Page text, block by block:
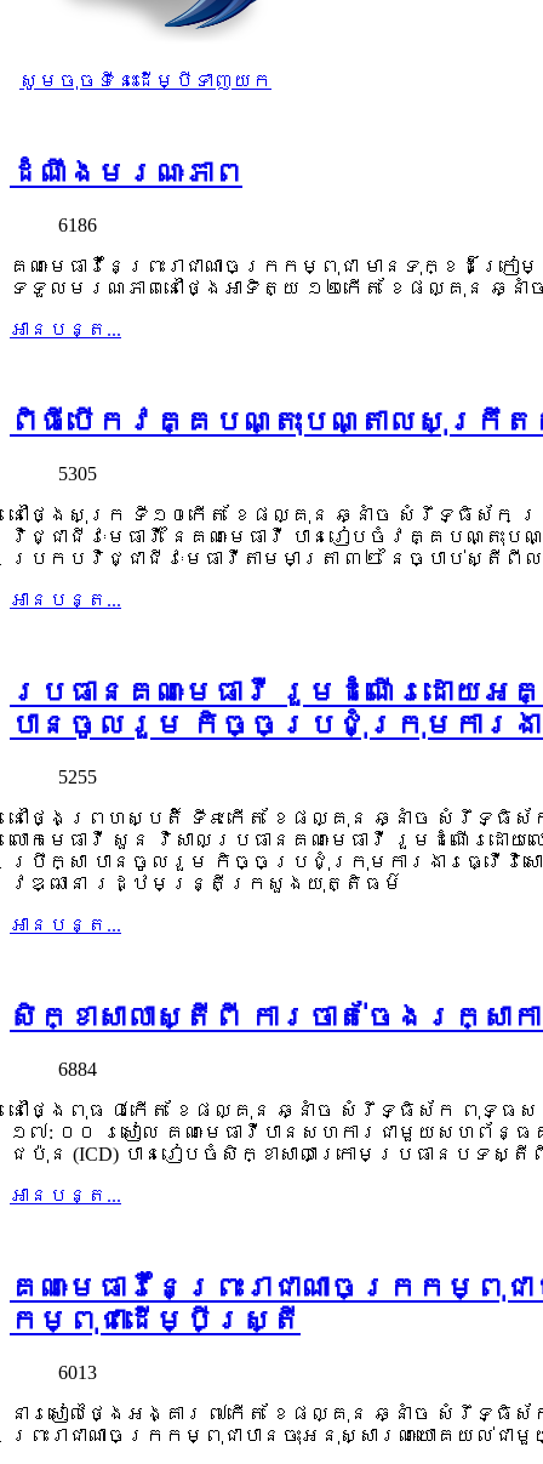
សូមចុចទីនេះដើម្បីទាញយក
ដំណឹងមរណៈភាព
6186
គណៈមេធាវីនៃព្រះរាជាណាចក្រកម្ពុជា មានទុក្ខដ៏ក្រ
ទទួលមរណភាពនៅថ្ងៃអាទិត្យ ១២កើត ខែផល្គុន ឆ្
អាន​បន្ត...
ពិធីបើកវគ្គបណ្តុះបណ្តាលសុក្រឹតក
5305
នៅថ្ងៃសុក្រ ទី១០កើត ខែផល្គុន ឆ្នាំច សំរឹទ្ធិស័ក
វិជ្ជាជីវៈមេធាវី នៃគណៈមេធាវី បានរៀបចំវគ្គបណ្តុ
ប្រកបវិជ្ជាជីវៈមេធាវីតាមមាត្រា ៣២ នៃច្បាប់ស្តីពី
អាន​បន្ត...
ប្រធានគណៈមេធាវី រួមដំណើរដោយអ
បានចូលរួម កិច្ចប្រជុំក្រុមការង
5255
នៅថ្ងៃព្រហស្បតិ៍ ទី៩កើត ខែផល្គុន ឆ្នាំច សំរឹទ្ធិ
លោកមេធាវី សួន វិសាលប្រធានគណៈមេធាវី រួមដំណើរដ
ប្រឹក្សា បានចូលរួម កិច្ចប្រជុំក្រុមការងារធ្វើ
វឌ្ឍានា រដ្ឋមន្រ្តីក្រសួងយុត្តិធម៌
អាន​បន្ត...
សិក្ខាសាលាស្តីពី ការចាត់ចែងរក្សាក
6884
នៅថ្ងៃពុធ ៨កើត ខែផល្គុន ឆ្នាំច សំរឹទ្ធិស័ក ពុទ្ធ
១៧: ០០ រសៀល គណៈមេធាវីបានសហការជាមួយសហព័
ជប៉ុន (ICD) បានរៀបចំសិក្ខាសាលាក្រោមប្រធានបទស្តី
អាន​បន្ត...
គណៈមេធាវីនៃព្រះរាជាណាចក្រកម្
កម្ពុជាដើម្បីស្រ្តី
6013
នារសៀលថ្ងៃអង្គារ ៧កើត ខែផល្គុន ឆ្នាំច សំរឹទ្ធិស័
ព្រះរាជាណាចក្រកម្ពុជាបានចុះអនុស្សារណៈយោគយល់